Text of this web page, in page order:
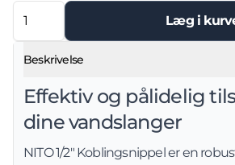
Læg i
Beskrivelse
Effektiv og pålidelig
dine vandslanger
NITO 1/2" Koblingsnippel er en